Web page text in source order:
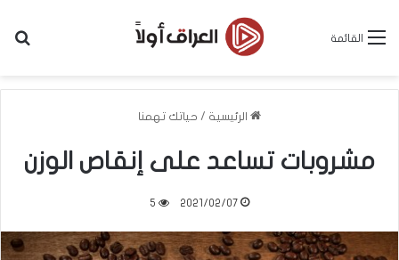
القائمة
الرئيسية / حياتك تهمنا
مشروبات تساعد على إنقاص الوزن
2021/02/07
5